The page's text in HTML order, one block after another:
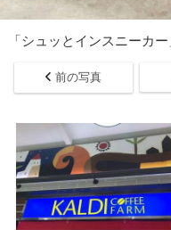
「シュッとインスニーカ
前の写真